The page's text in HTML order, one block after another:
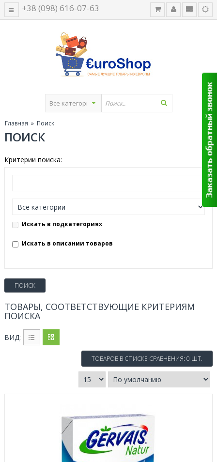
+38 (098) 616-07-63
Главная » Поиск
ПОИСК
Критерии поиска:
Искать в подкатегориях
Искать в описании товаров
ТОВАРЫ, СООТВЕТСТВУЮЩИЕ КРИТЕРИЯМ
ПОИСКА
ВИД:
ТОВАРОВ В СПИСКЕ СРАВНЕНИЯ: 0 ШТ.